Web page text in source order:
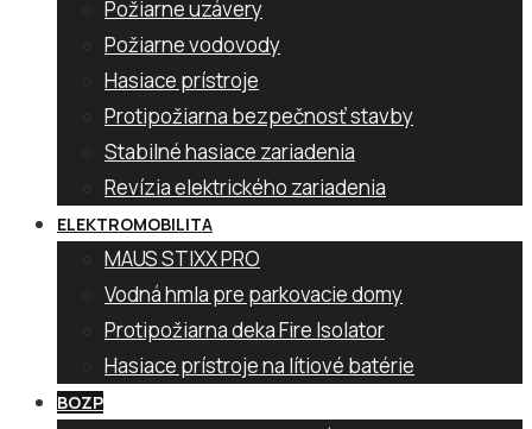
Požiarne uzávery
Požiarne vodovody
Hasiace prístroje
Protipožiarna bezpečnosť stavby
Stabilné hasiace zariadenia
Revízia elektrického zariadenia
ELEKTROMOBILITA
MAUS STIXX PRO
Vodná hmla pre parkovacie domy
Protipožiarna deka Fire Isolator
Hasiace prístroje na lítiové batérie
BOZP